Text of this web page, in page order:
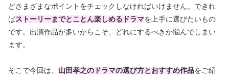
どさまざまなポイントをチェックしなければいけません。できれ
ばストーリーまでとことん楽しめるドラマを上手に選びたいもの
です。出演作品が多いからこそ、どれにするべきか悩んでしまい
ます。
そこで今回は、 山田孝之のドラマの選び方とおすすめ作品をご紹